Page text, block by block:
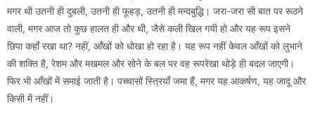
मगर थी उतनी ही दुबली, उतनी ही फूहड़, उतनी ही मन्दबुद्धि। जरा-जरा सी बात पर रूठने
वाली, मगर आज तो कुछ हालत ही और थी, जैसे कली खिल गयी हो और यह रूप इसने
छिपा कहाँ रखा था? नहीं, आँखों को धोखा हो रहा है। यह रूप नहीं केवल आँखों को लुभाने
की शक्ति है, रेशम और मखमल और सोने के बल पर वह रूपरेखा थोड़े ही बदल जाएगी।
फिर भी आँखों में समाई जाती है। पच्चासों स्त्रियाँ जमा हैं, मगर यह आकर्षण, यह जादू और
किसी में नहीं।